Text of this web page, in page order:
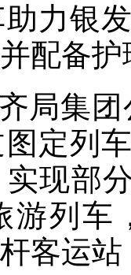
力银
配备
局集
定列
现部
游列车
客运